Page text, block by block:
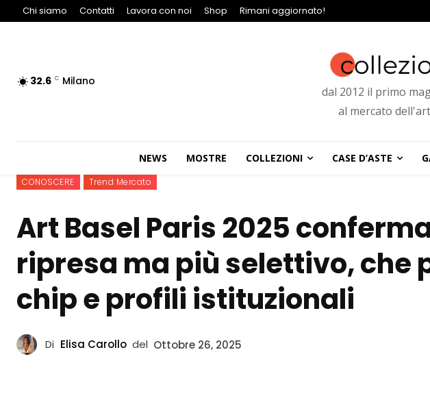
Chi siamo Contatti Lavora con noi Shop Rimani aggiornato!
32.6 C Milano
dal 2012 il primo
al mercato
NEWS MOSTRE COLLEZIONI CASE D’ASTE
CONOSCERE Trend Mercato
Art Basel Paris 2025
ripresa ma più selettivo, che
chip e profili istituzionali
Di Elisa Carollo del Ottobre 26, 2025